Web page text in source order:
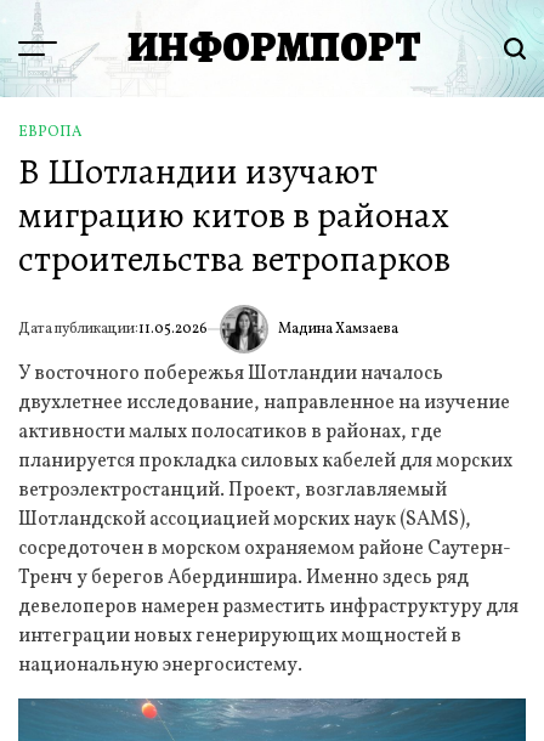
Перейти
содержимому
Menu ИНФОРМПОРТ
ОПУБЛИКОВАНО
В
ЕВРОПА
В Шотландии изучают
миграцию китов в районах
строительства ветропарков
Дата публикации:11.05.2026 ИА Мадина Хамзаева
У восточного побережья Шотландии началось
двухлетнее исследование, направленное на изучение
активности малых полосатиков в районах, где
планируется прокладка силовых кабелей для морских
ветроэлектростанций. Проект, возглавляемый
Шотландской ассоциацией морских наук (SAMS),
сосредоточен в морском охраняемом районе Саутерн-
Тренч у берегов Абердиншира. Именно здесь ряд
девелоперов намерен разместить инфраструктуру для
интеграции новых генерирующих мощностей в
национальную энергосистему.